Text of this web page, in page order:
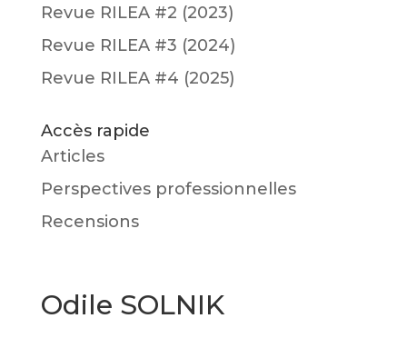
Revue RILEA #2 (2023)
Revue RILEA #3 (2024)
Revue RILEA #4 (2025)
Accès rapide
Articles
Perspectives professionnelles
Recensions
Odile SOLNIK